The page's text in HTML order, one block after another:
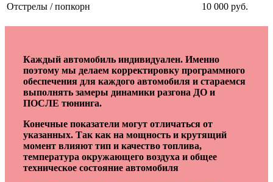
Отстрелы / попкорн
10 000 руб.
Каждый автомобиль индивидуален. Именно
поэтому мы делаем корректировку программного
обеспечения для каждого автомобиля и стараемся
выполнять замеры динамики разгона ДО и
ПОСЛЕ тюнинга.
Конечные показатели могут отличаться от
указанных. Так как на мощность и крутящий
момент влияют тип и качество топлива,
температура окружающего воздуха и общее
техническое состояние автомобиля